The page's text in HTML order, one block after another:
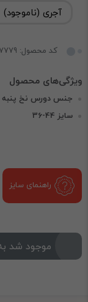
کد محصول: 7779
جنس دورس نخ پنبه
سایز 44-36
راهنمای سایز
موجود شد